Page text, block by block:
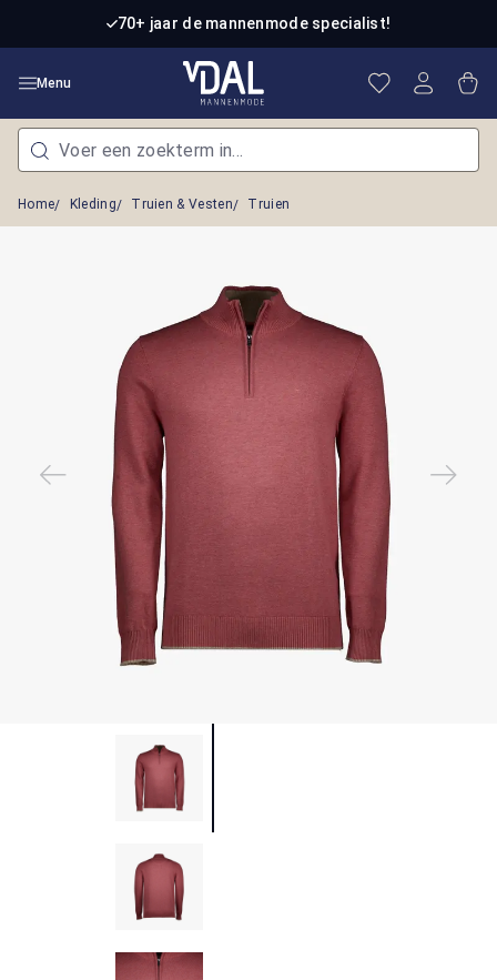
Ga naar de hoofdinhoud70+ jaar de mannenmode specialist!
Menu Je hebt 0
Home Kleding Truien & Vesten Truien